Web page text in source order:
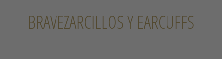
BRAVEZARCILLOS Y EARCUFFS